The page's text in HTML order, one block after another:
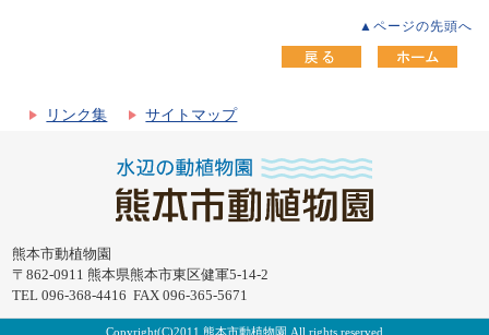
▲ページの先頭へ
リンク集 サイトマップ
熊本市動植物園
〒862-0911 熊本県熊本市東区健軍5-14-2
TEL 096-368-4416 FAX 096-365-5671
Copyright(C)2011 熊本市動植物園 All rights reserved